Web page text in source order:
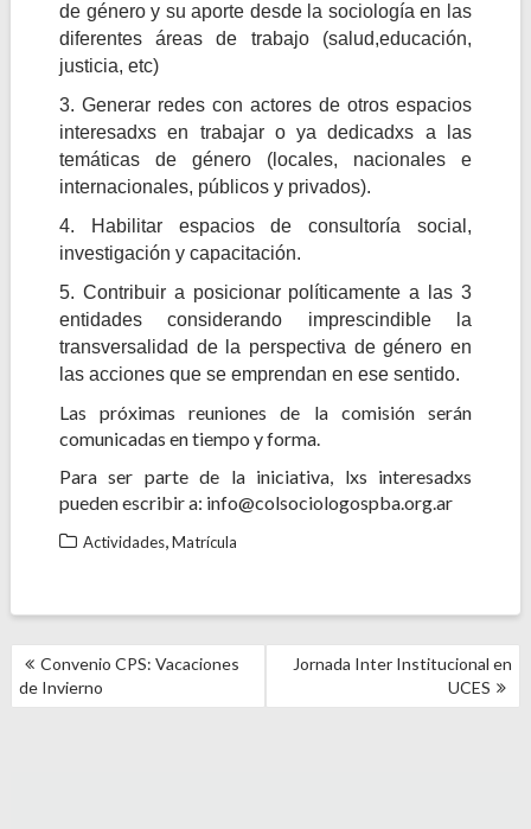
de género y su aporte desde la sociología en las
diferentes áreas de trabajo (salud,educación,
justicia, etc)
3. Generar redes con actores de otros espacios
interesadxs en trabajar o ya dedicadxs a las
temáticas de género (locales, nacionales e
internacionales, públicos y privados).
4. Habilitar espacios de consultoría social,
investigación y capacitación.
5. Contribuir a posicionar políticamente a las 3
entidades considerando imprescindible la
transversalidad de la perspectiva de género en
las acciones que se emprendan en ese sentido.
Las próximas reuniones de la comisión serán
comunicadas en tiempo y forma.
Para ser parte de la iniciativa, lxs interesadxs
pueden escribir a: info@colsociologospba.org.ar
Actividades,Matrícula
NAVEGACIÓN
DE
ENTRADAS
Convenio CPS: Vacaciones
de Invierno
Jornada Inter Institucional en
UCES